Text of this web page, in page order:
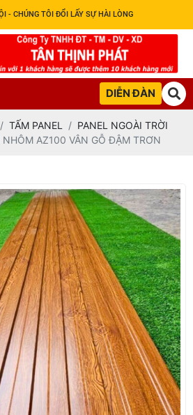
- CHÚNG TÔI ĐỔI LẤY SỰ HÀI LÒNG
DIỄN ĐÀN
TẤM PANEL
PANEL NGOÀI TRỜI
NHÔM AZ100 VÂN GỖ ĐẬM TRƠN